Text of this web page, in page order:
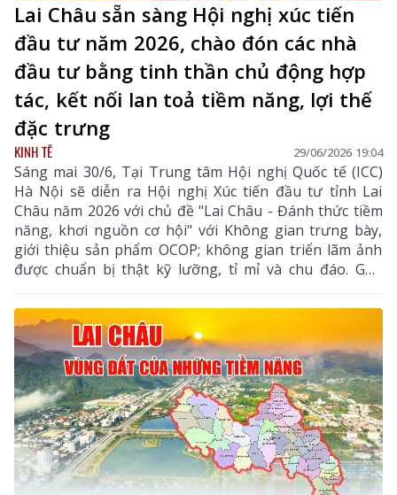
Lai Châu sẵn sàng Hội nghị xúc tiến
đầu tư năm 2026, chào đón các nhà
đầu tư bằng tinh thần chủ động hợp
tác, kết nối lan toả tiềm năng, lợi thế
đặc trưng
KINH TẾ 29/06/2026 19:04
Sáng mai 30/6, Tại Trung tâm Hội nghị Quốc tế (ICC)
Hà Nội sẽ diễn ra Hội nghị Xúc tiến đầu tư tỉnh Lai
Châu năm 2026 với chủ đề "Lai Châu - Đánh thức tiềm
năng, khơi nguồn cơ hội" với Không gian trưng bày,
giới thiệu sản phẩm OCOP; không gian triển lãm ảnh
được chuẩn bị thật kỹ lưỡng, tỉ mỉ và chu đáo. Góp
phần vào thành công của hội nghị, đồng thời là cơ hội
để các chủ thể OCOP của Lai Châu kết nối hợp tác, liên
kết mở rộng thị trường tiêu thụ các sản phẩm đặc
trưng của tỉnh với các đối tác trong và ngoài nước.